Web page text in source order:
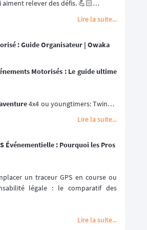
aiment relever des défis. 💪🏻
catégorie. 🏆️
Lire la suite...
: Guide Organisateur | Owaka
Motorisés : Le guide ultime
4x4 ou youngtimers: Twingo,
. Dans le désert, sur des pistes
un véhicule arrêté, une erreur de
embarquée sur véhicule
et vos participants hors couverture
sur les pistes internationales
Lire la suite...
Événementielle : Pourquoi les Pros
un traceur GPS en course ou
légale : le comparatif des
Lire la suite...